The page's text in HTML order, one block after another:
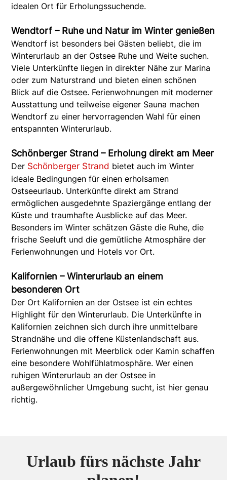
idealen Ort für Erholungssuchende.
Wendtorf – Ruhe und Natur im Winter genießen
Wendtorf ist besonders bei Gästen beliebt, die im
Winterurlaub an der Ostsee Ruhe und Weite suchen.
Viele Unterkünfte liegen in direkter Nähe zur Marina
oder zum Naturstrand und bieten einen schönen
Blick auf die Ostsee. Ferienwohnungen mit moderner
Ausstattung und teilweise eigener Sauna machen
Wendtorf zu einer hervorragenden Wahl für einen
entspannten Winterurlaub.
Schönberger Strand – Erholung direkt am Meer
Der Schönberger Strand bietet auch im Winter
ideale Bedingungen für einen erholsamen
Ostseeurlaub. Unterkünfte direkt am Strand
ermöglichen ausgedehnte Spaziergänge entlang der
Küste und traumhafte Ausblicke auf das Meer.
Besonders im Winter schätzen Gäste die Ruhe, die
frische Seeluft und die gemütliche Atmosphäre der
Ferienwohnungen und Hotels vor Ort.
Kalifornien – Winterurlaub an einem
besonderen Ort
Der Ort Kalifornien an der Ostsee ist ein echtes
Highlight für den Winterurlaub. Die Unterkünfte in
Kalifornien zeichnen sich durch ihre unmittelbare
Strandnähe und die offene Küstenlandschaft aus.
Ferienwohnungen mit Meerblick oder Kamin schaffen
eine besondere Wohlfühlatmosphäre. Wer einen
ruhigen Winterurlaub an der Ostsee in
außergewöhnlicher Umgebung sucht, ist hier genau
richtig.
Urlaub fürs nächste Jahr